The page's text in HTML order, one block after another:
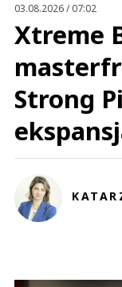
03.08.2026 / 07:02
Xtreme
Strong